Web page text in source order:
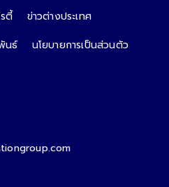
รตี้
ข่าวต่างประเทศ
นธ์ นโยบายการเป็นส่วนตัว